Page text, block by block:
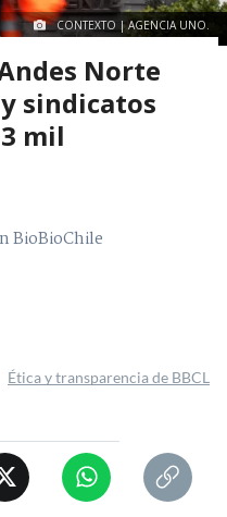
CONTEXTO | AGENCIA UNO.
Norte
sindicatos
mil
BioBioChile
Ética y transparencia de BBCL